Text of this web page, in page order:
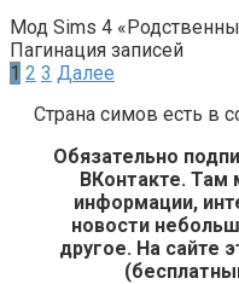
Мод Sims 4
Пагинация записей
1 2 3 Далее
Страна симов есть в
Обязательно
ВКонтакте.
информации,
новости
другое. На сайте